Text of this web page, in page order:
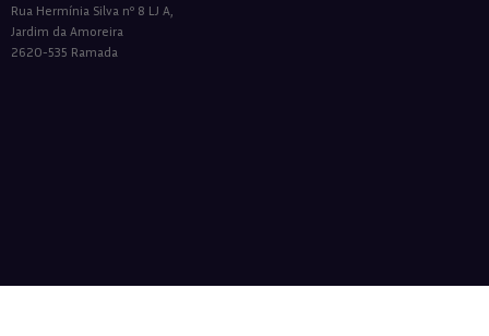
Rua Hermínia Silva nº 8 LJ A,
Jardim da Amoreira
2620-535 Ramada